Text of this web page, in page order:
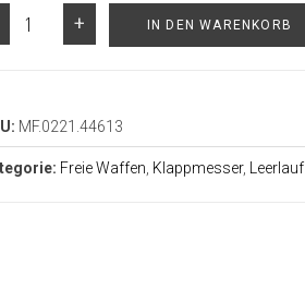
+ IN DEN WARENKORB
MF.0221.44613
Freie Waffen Klappmesser, Leerlauf